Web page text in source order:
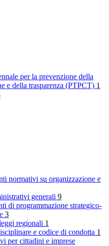
per la prevenzione della
e della trasparenza (PTPCT) 1
normativi su organizzazione e
generali 9
di programmazione strategico-
3
regionali 1
e codice di condotta 1
per cittadini e imprese